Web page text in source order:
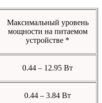
Максимальный уровень
мощности на питаемом
устройстве *
0.44 – 12.95 Вт
0.44 – 3.84 Вт